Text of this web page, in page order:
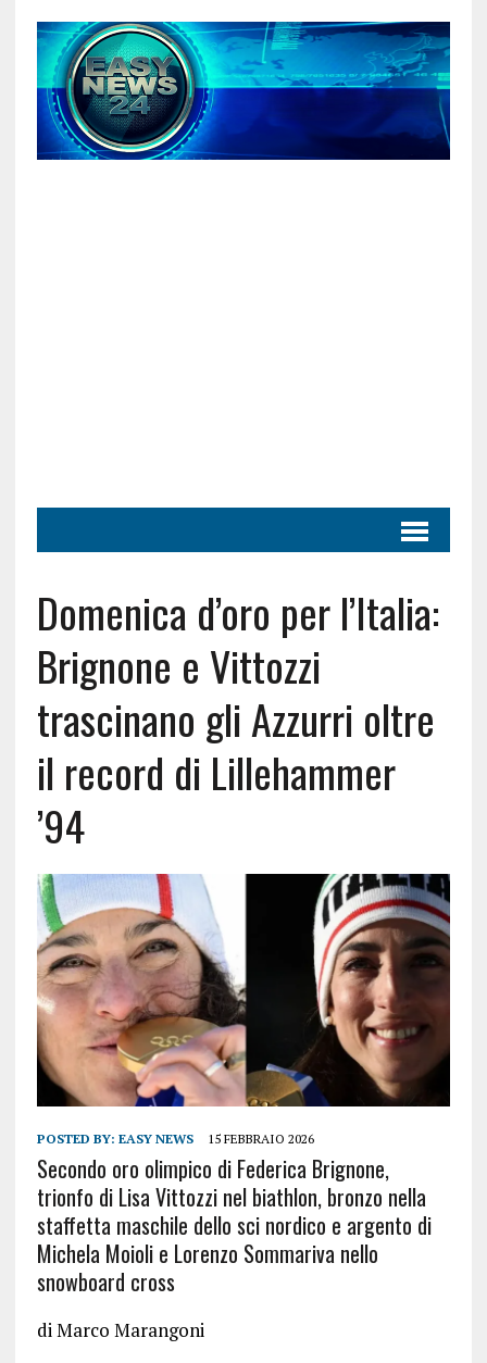
Domenica d’oro per l’Italia:
Brignone e Vittozzi
trascinano gli Azzurri oltre
il record di Lillehammer
’94
POSTED BY: EASY NEWS 15 FEBBRAIO 2026
Secondo oro olimpico di Federica Brignone,
trionfo di Lisa Vittozzi nel biathlon, bronzo nella
staffetta maschile dello sci nordico e argento di
Michela Moioli e Lorenzo Sommariva nello
snowboard cross
di Marco Marangoni